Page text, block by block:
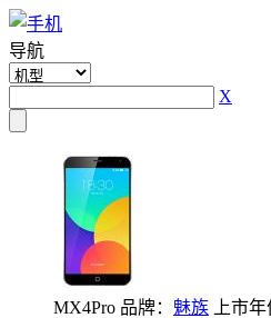
导航
X
MX4Pro 品牌： 魅族 上市